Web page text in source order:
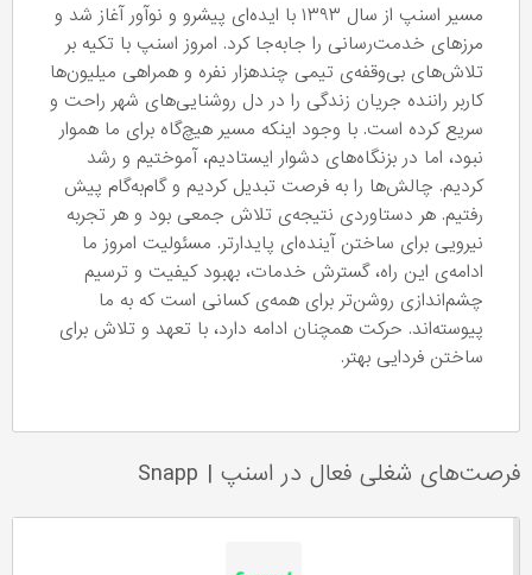
مسیر اسنپ از سال ۱۳۹۳ با ایده‌ای پیشرو و نوآور آغاز شد و
مرزهای خدمت‌رسانی را جابه‌جا کرد. امروز اسنپ با تکیه بر
تلاش‌های بی‌وقفه‌ی تیمی چندهزار نفره و همراهی میلیون‌ها
کاربر راننده جریان زندگی را در دل روشنایی‌های شهر راحت و
سریع کرده است. با وجود اینکه مسیر هیچ‌گاه برای ما هموار
نبود، اما در بزنگاه‌های دشوار ایستادیم، آموختیم و رشد
کردیم. چالش‌ها را به فرصت تبدیل کردیم و گام‌به‌گام پیش
رفتیم. هر دستاوردی نتیجه‌ی تلاش جمعی بود و هر تجربه
نیرویی برای ساختن آینده‌ای پایدارتر. مسئولیت امروز ما
ادامه‌ی این راه، گسترش خدمات، بهبود کیفیت و ترسیم
چشم‌اندازی روشن‌تر برای همه‌ی کسانی است که به ما
پیوسته‌اند. حرکت همچنان ادامه دارد، با تعهد و تلاش برای
ساختن فردایی بهتر.
فرصت‌های شغلی فعال در اسنپ |